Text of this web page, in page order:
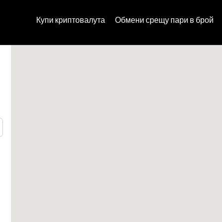
Купи криптовалута Обмени срещу пари в брой